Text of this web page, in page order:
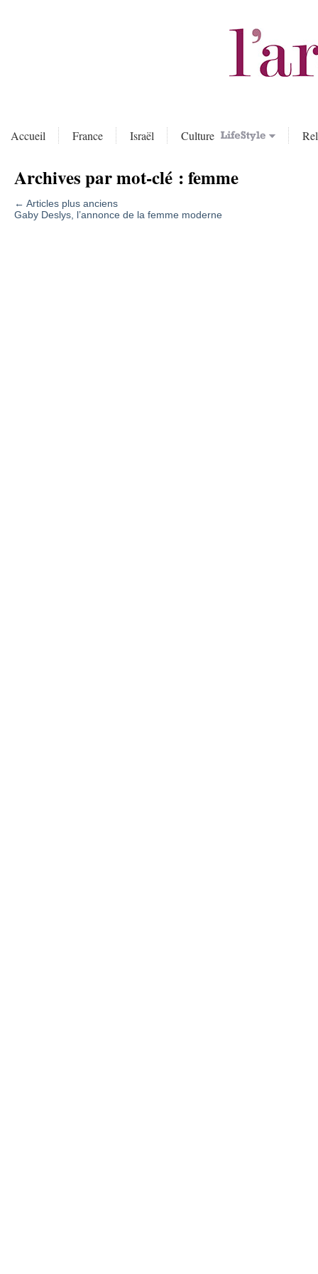
Accueil France Israël Culture
Archives par mot-clé :femme
← Articles plus anciens
Gaby Deslys, l’annonce de la femme moderne